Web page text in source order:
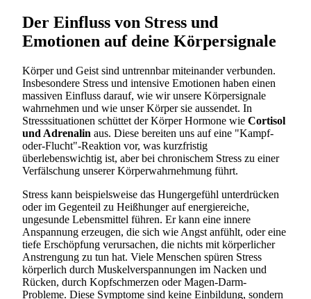
Der Einfluss von Stress und
Emotionen auf deine Körpersignale
Körper und Geist sind untrennbar miteinander verbunden.
Insbesondere Stress und intensive Emotionen haben einen
massiven Einfluss darauf, wie wir unsere Körpersignale
wahrnehmen und wie unser Körper sie aussendet. In
Stresssituationen schüttet der Körper Hormone wie Cortisol
und Adrenalin aus. Diese bereiten uns auf eine "Kampf-
oder-Flucht"-Reaktion vor, was kurzfristig
überlebenswichtig ist, aber bei chronischem Stress zu einer
Verfälschung unserer Körperwahrnehmung führt.
Stress kann beispielsweise das Hungergefühl unterdrücken
oder im Gegenteil zu Heißhunger auf energiereiche,
ungesunde Lebensmittel führen. Er kann eine innere
Anspannung erzeugen, die sich wie Angst anfühlt, oder eine
tiefe Erschöpfung verursachen, die nichts mit körperlicher
Anstrengung zu tun hat. Viele Menschen spüren Stress
körperlich durch Muskelverspannungen im Nacken und
Rücken, durch Kopfschmerzen oder Magen-Darm-
Probleme. Diese Symptome sind keine Einbildung, sondern